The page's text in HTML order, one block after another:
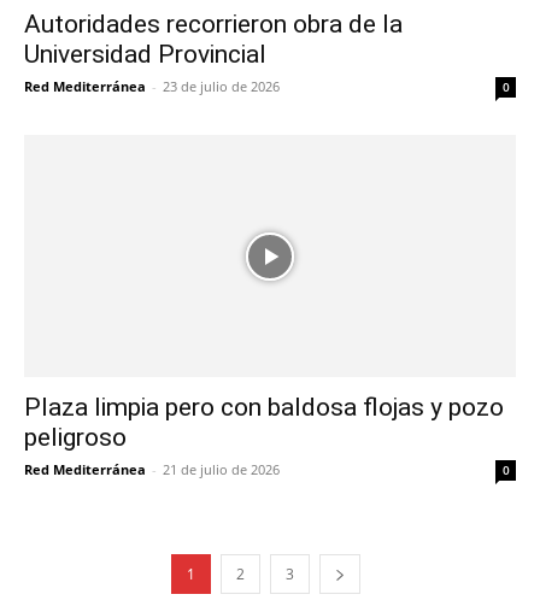
Autoridades recorrieron obra de la
Universidad Provincial
Red Mediterránea - 23 de julio de 2026 0
Plaza limpia pero con baldosa flojas y pozo
peligroso
Red Mediterránea - 21 de julio de 2026 0
1 2 3